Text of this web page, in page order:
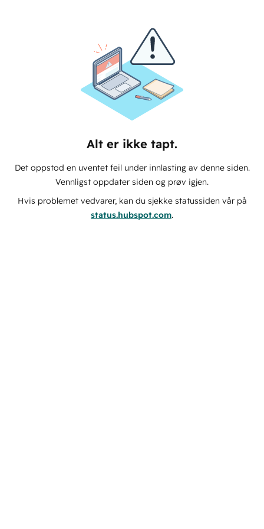
Alt er ikke tapt.
Det oppstod en uventet feil under innlasting av denne siden.
Vennligst oppdater siden og prøv igjen.
Hvis problemet vedvarer, kan du sjekke statussiden vår på
status.hubspot.com.